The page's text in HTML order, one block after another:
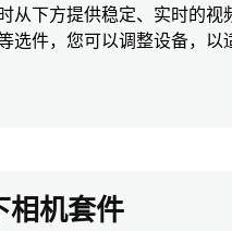
从下方提供稳定、实时的视
选件，您可以调整设备，以
相机套件